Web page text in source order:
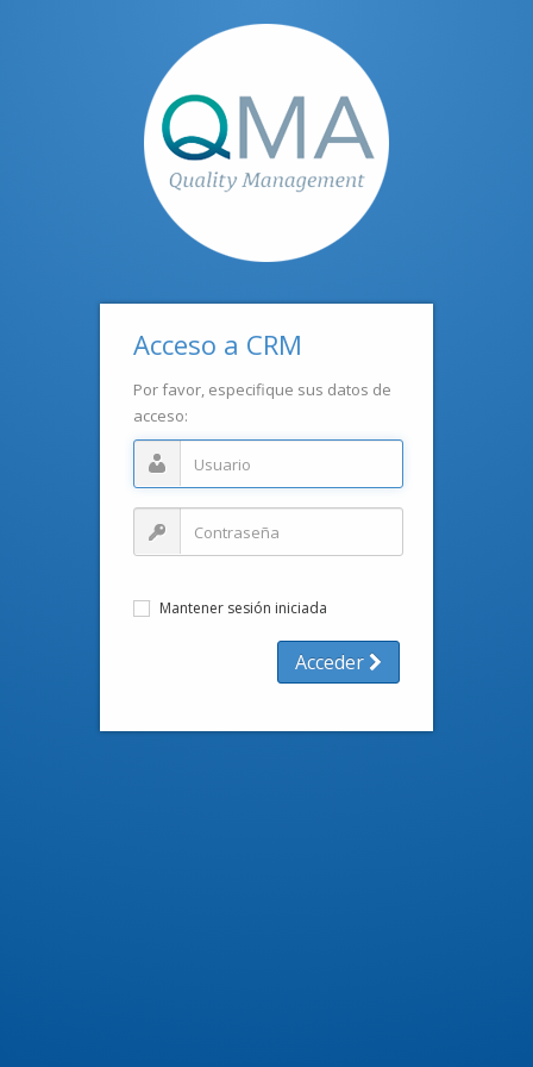
Acceso a CRM
Por favor, especifique sus datos de
acceso:
Mantener sesión iniciada
Acceder